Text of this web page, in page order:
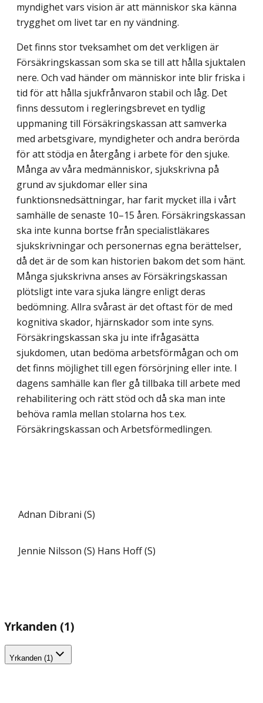
myndighet vars vision är att människor ska känna
trygghet om livet tar en ny vändning.
Det finns stor tveksamhet om det verkligen är
Försäkringskassan som ska se till att hålla sjuktalen
nere. Och vad händer om människor inte blir friska i
tid för att hålla sjukfrånvaron stabil och låg. Det
finns dessutom i regleringsbrevet en tydlig
uppmaning till Försäkringskassan att samverka
med arbetsgivare, myndigheter och andra berörda
för att stödja en återgång i arbete för den sjuke.
Många av våra medmänniskor, sjukskrivna på
grund av sjukdomar eller sina
funktionsnedsättningar, har farit mycket illa i vårt
samhälle de senaste 10–15 åren. Försäkringskassan
ska inte kunna bortse från specialistläkares
sjukskrivningar och personernas egna berättelser,
då det är de som kan historien bakom det som hänt.
Många sjukskrivna anses av Försäkringskassan
plötsligt inte vara sjuka längre enligt deras
bedömning. Allra svårast är det oftast för de med
kognitiva skador, hjärnskador som inte syns.
Försäkringskassan ska ju inte ifrågasätta
sjukdomen, utan bedöma arbetsförmågan och om
det finns möjlighet till egen försörj­ning eller inte. I
dagens samhälle kan fler gå tillbaka till arbete med
rehabilitering och rätt stöd och då ska man inte
behöva ramla mellan stolarna hos t.ex.
Försäkringskassan och Arbetsförmedlingen.
Adnan Dibrani (S)
Jennie Nilsson (S) Hans Hoff (S)
Yrkanden (1)
Yrkanden (1)